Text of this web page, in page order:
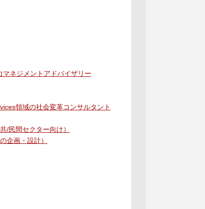
ネジメントアドバイザリー
領域の社会変革コンサルタント
/民間セクター向け）
企画・設計）